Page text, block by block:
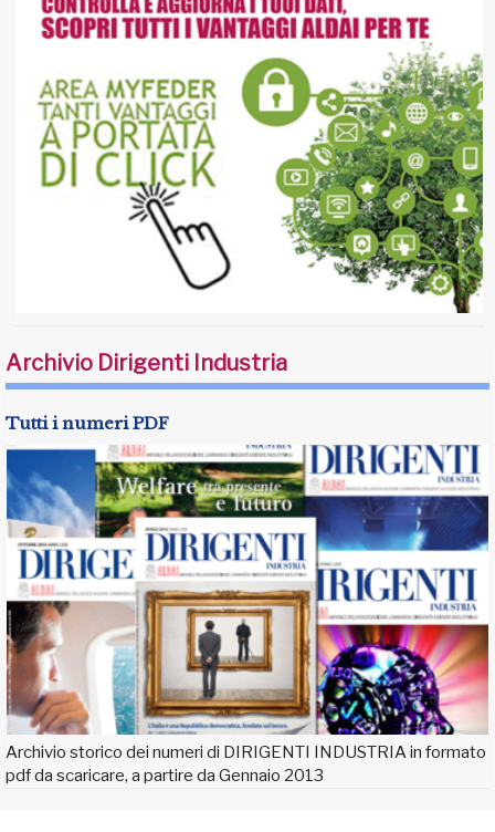
Archivio Dirigenti Industria
Tutti i numeri PDF
Archivio storico dei numeri di DIRIGENTI INDUSTRIA in formato
pdf da scaricare, a partire da Gennaio 2013